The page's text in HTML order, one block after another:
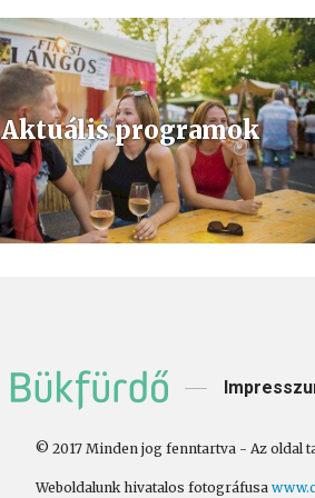
Aktuális programok
© 2017 Minden jog fenntartva - Az oldal
Weboldalunk hivatalos fotográfusa